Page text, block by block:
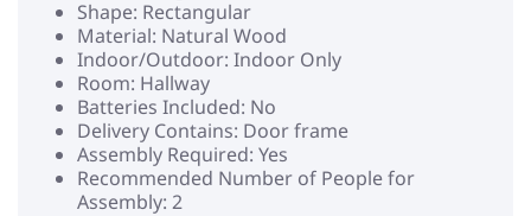
Shape: Rectangular
Material: Natural Wood
Indoor/Outdoor: Indoor Only
Room: Hallway
Batteries Included: No
Delivery Contains: Door frame
Assembly Required: Yes
Recommended Number of People for
Assembly: 2